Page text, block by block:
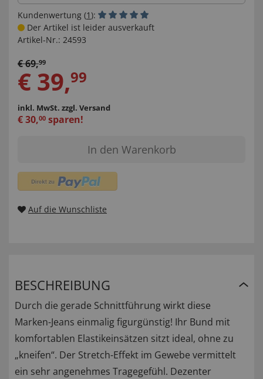
Kundenwertung (1):
Der Artikel ist leider ausverkauft
Artikel-Nr.: 24593
€69,99
€ 39,99
inkl. MwSt. zzgl. Versand
€30,00 sparen!
In den Warenkorb
Auf die Wunschliste
BESCHREIBUNG
Durch die gerade Schnittführung wirkt diese
Marken-Jeans einmalig figurgünstig! Ihr Bund mit
komfortablen Elastikeinsätzen sitzt ideal, ohne zu
„kneifen“. Der Stretch-Effekt im Gewebe vermittelt
ein sehr angenehmes Tragegefühl. Dezenter